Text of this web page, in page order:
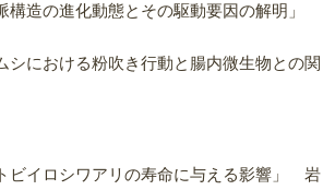
構造の進化動態とその駆動要因の解明」
シにおける粉吹き行動と腸内微生物との関
ビイロシワアリの寿命に与える影響」 岩